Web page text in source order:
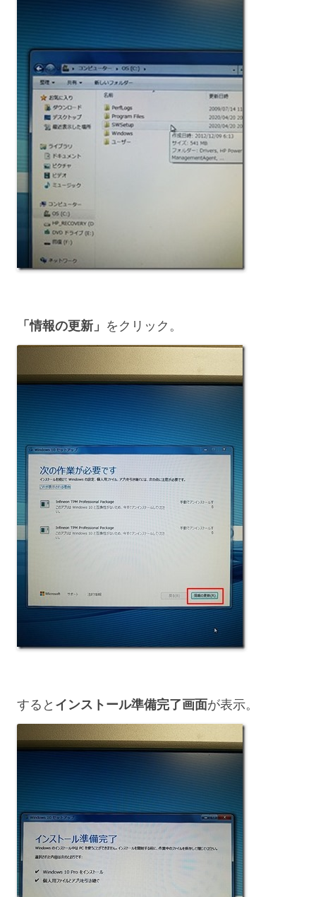
「情報の更新」 をクリック。
すると インストール準備完了画面が表示。